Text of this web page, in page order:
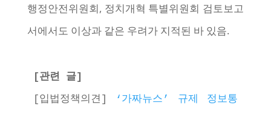
행정안전위원회, 정치개혁 특별위원회 검토보고
서에서도 이상과 같은 우려가 지적된 바 있음.
[관련 글]
[입법정책의견]
‘가짜뉴스’ 규제 정보통